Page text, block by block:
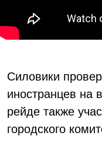
Силовики
иностранцев на
рейде также
городского